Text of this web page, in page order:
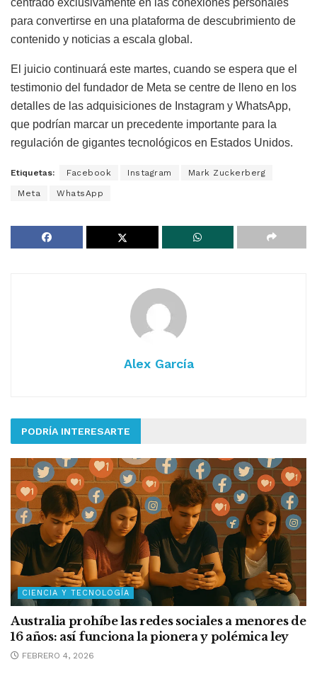
para convertirse en una plataforma de descubrimiento de
contenido y noticias a escala global.
El juicio continuará este martes, cuando se espera que el
testimonio del fundador de Meta se centre de lleno en los
detalles de las adquisiciones de Instagram y WhatsApp,
que podrían marcar un precedente importante para la
regulación de gigantes tecnológicos en Estados Unidos.
Etiquetas: Facebook Instagram Mark Zuckerberg
Meta WhatsApp
Alex García
PODRÍA INTERESARTE
CIENCIA Y TECNOLOGÍA
Australia prohíbe las redes sociales a menores de
16 años: así funciona la pionera y polémica ley
FEBRERO 4, 2026